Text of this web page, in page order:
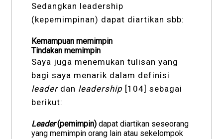
Sedangkan leadership
(kepemimpinan) dapat diartikan sbb:
Kemampuan memimpin
Tindakan memimpin
Saya juga menemukan tulisan yang
bagi saya menarik dalam definisi
leaderdan leadership [104] sebagai
berikut:
Leader(pemimpin)dapat diartikan seseorang
yang memimpin orang lain atau sekelompok